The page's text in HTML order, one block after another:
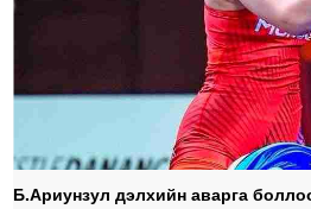
Б.Ариунзул дэлхийн аварга